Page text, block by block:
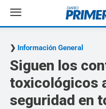
Información General
Siguen los
toxicológicos
seguridad en